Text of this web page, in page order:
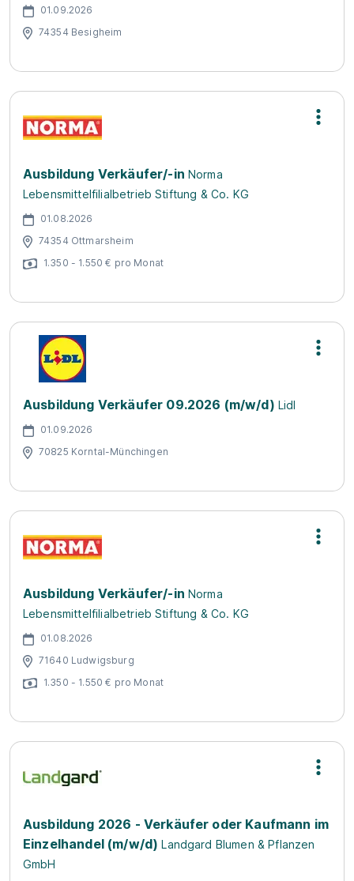
01.09.2026
74354 Besigheim
Ausbildung Verkäufer/-in Norma
Lebensmittelfilialbetrieb Stiftung & Co. KG
01.08.2026
74354 Ottmarsheim
1.350 - 1.550 € pro Monat
Ausbildung Verkäufer 09.2026 (m/w/d) Lidl
01.09.2026
70825 Korntal-Münchingen
Ausbildung Verkäufer/-in Norma
Lebensmittelfilialbetrieb Stiftung & Co. KG
01.08.2026
71640 Ludwigsburg
1.350 - 1.550 € pro Monat
Ausbildung 2026 - Verkäufer oder Kaufmann im
Einzelhandel (m/w/d) Landgard Blumen & Pflanzen
GmbH